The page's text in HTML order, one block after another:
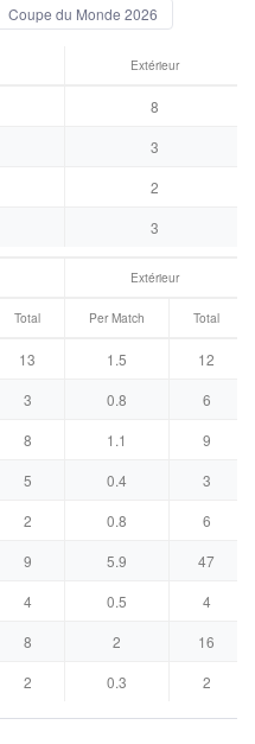
Coupe du Monde 2026
Extérieur
8
3
2
3
Extérieur
Total Per Match Total
13 1.5
12
3 0.8
6
8 1.1
9
5 0.4
3
2 0.8
6
9 5.9
47
4 0.5
4
8 2
16
2 0.3 2